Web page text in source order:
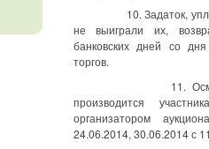
10. Задаток,
не выиграли их,
банковских дней со
торгов.
11. Осмотр
производится
организатором
24.06.2014, 30.06.2014 с